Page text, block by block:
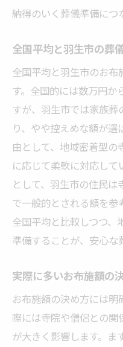
納得のいく葬儀準備につ
全国平均と羽生市の葬
全国平均と羽生市のお布
す。全国的には数万円か
すが、羽生市では家族
り、やや控えめな額が
由として、地域密着型
に応じて柔軟に対応し
として、羽生市の住民
で一般的とされる額を参
全国平均と比較しつつ、
準備することが、安心な
実際に多いお布施額の
お布施額の決め方には
際には寺院や僧侶との
が大きく影響します。ま